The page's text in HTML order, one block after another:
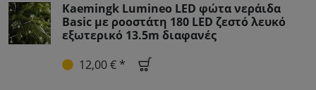
Kaemingk Lumineo LED φώτα νεράιδα
Basic με ροοστάτη 180 LED ζεστό λευκό
εξωτερικό 13.5m διαφανές
12,00 € *